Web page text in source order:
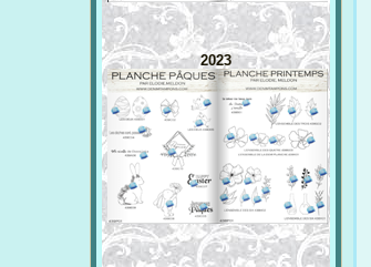
2023